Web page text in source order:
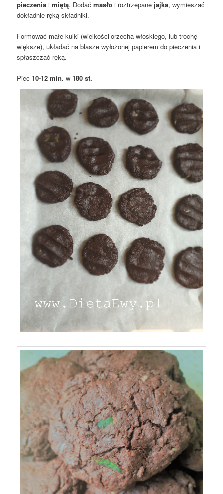
pieczenia imiętą. Dodaćmasło i roztrzepane jajka, wymieszać
dokładnie ręką składniki.
Formować małe kulki (wielkości orzecha włoskiego, lub trochę
większe), układać na blasze wyłożonej papierem do pieczenia i
spłaszczać ręką.
Piec10-12 min. w180 st.